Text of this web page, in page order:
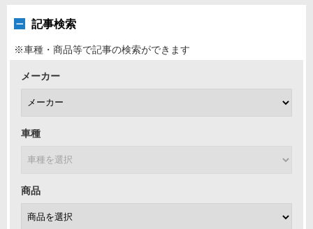
記事検索
※車種・商品等で記事の検索ができます
メーカー
車種
商品